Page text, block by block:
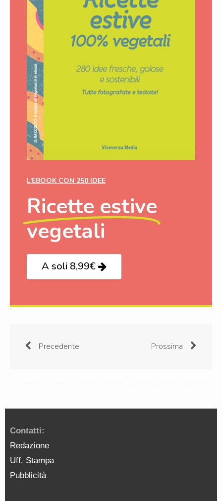
L’EBOOK CON 250 IDEE
Ricette estive
vegetali
A soli 8,99€
Precedente Prossima
Contatti:
Redazione
Uff. Stampa
Pubblicità